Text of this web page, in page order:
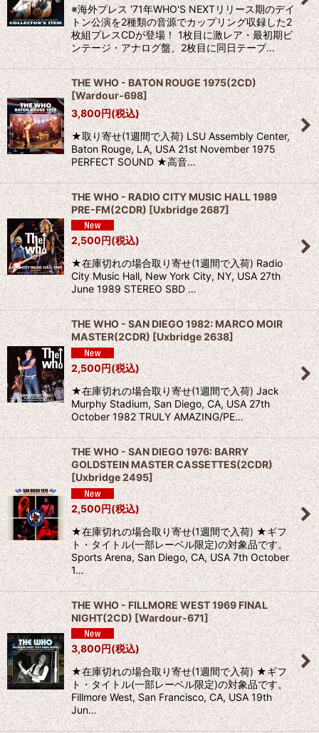
※海外プレス '71年WHO'S NEXTリリース期のデイ
トン公演を2種類の音源でカップリング収録した2
枚組プレスCDが登場！ 1枚目に激レア・最初期ビ
ンテージ・アナログ盤、2枚目に同日テープ…
THE WHO - BATON ROUGE 1975(2CD)
[Wardour-698]
3,800円(税込)
★取り寄せ(1週間で入荷) LSU Assembly Center,
Baton Rouge, LA, USA 21st November 1975
PERFECT SOUND ★高音…
THE WHO - RADIO CITY MUSIC HALL 1989
PRE-FM(2CDR)[Uxbridge 2687]
2,500円(税込)
★在庫切れの場合取り寄せ(1週間で入荷) Radio
City Music Hall, New York City, NY, USA 27th
June 1989 STEREO SBD …
THE WHO - SAN DIEGO 1982: MARCO MOIR
MASTER(2CDR)[Uxbridge 2638]
2,500円(税込)
★在庫切れの場合取り寄せ(1週間で入荷) Jack
Murphy Stadium, San Diego, CA, USA 27th
October 1982 TRULY AMAZING/PE…
THE WHO - SAN DIEGO 1976: BARRY
GOLDSTEIN MASTER CASSETTES(2CDR)
[Uxbridge 2495]
2,500円(税込)
★在庫切れの場合取り寄せ(1週間で入荷) ★ギフ
ト・タイトル(一部レーベル限定)の対象品です。
Sports Arena, San Diego, CA, USA 7th October
1…
THE WHO - FILLMORE WEST 1969 FINAL
NIGHT(2CD)[Wardour-671]
3,800円(税込)
★在庫切れの場合取り寄せ(1週間で入荷) ★ギフ
ト・タイトル(一部レーベル限定)の対象品です。
Fillmore West, San Francisco, CA, USA 19th
Jun…